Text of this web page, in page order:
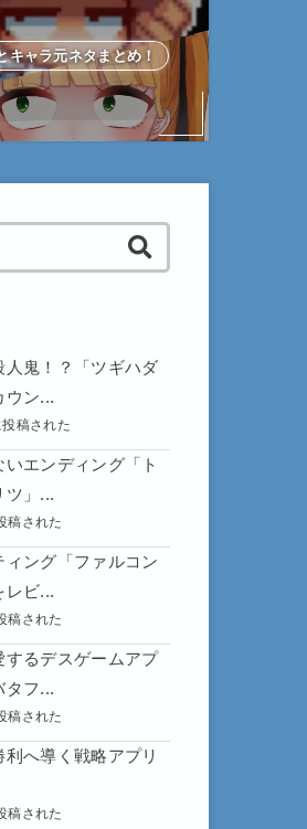
キャラ元ネタまとめ！
are available use up and down
人鬼！？「ツギハダ
ウン...
稿された
エンディング「ト
ツ」...
稿された
ィング「ファルコン
レビ...
稿された
するデスゲームアプ
タフ...
稿された
へ導く戦略アプリ
稿された